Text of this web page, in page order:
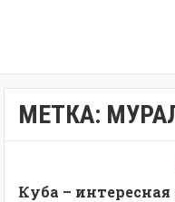
МЕТКА:
Куба –